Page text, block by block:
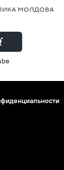
МОЛДОВА